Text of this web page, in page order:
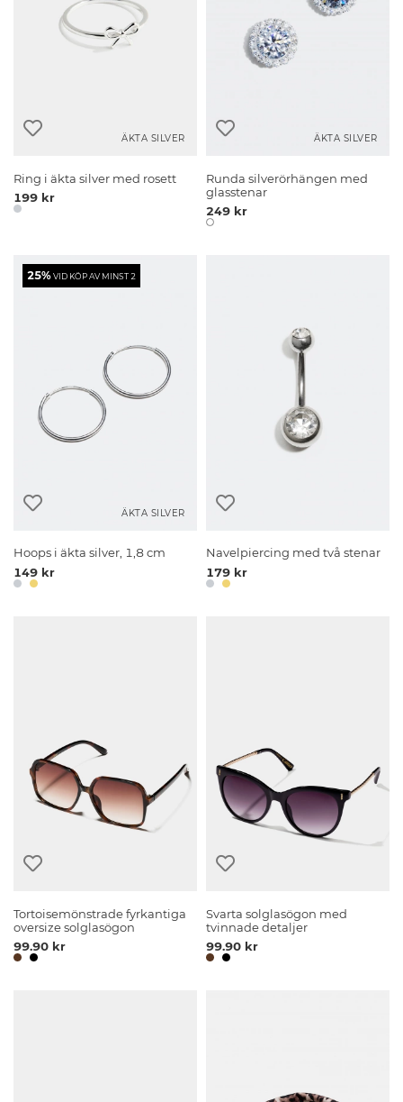
ÄKTA SILVER
Ring i äkta silver med rosett
199 kr
ÄKTA SILVER
Runda silverörhängen med
glasstenar
249 kr
25%VID KÖP AV MINST 2
ÄKTA SILVER
Hoops i äkta silver, 1,8 cm
149 kr
Navelpiercing med två stenar
179 kr
Tortoisemönstrade fyrkantiga
oversize solglasögon
99.90 kr
Svarta solglasögon med
tvinnade detaljer
99.90 kr